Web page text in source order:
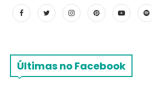
Últimas no Facebook